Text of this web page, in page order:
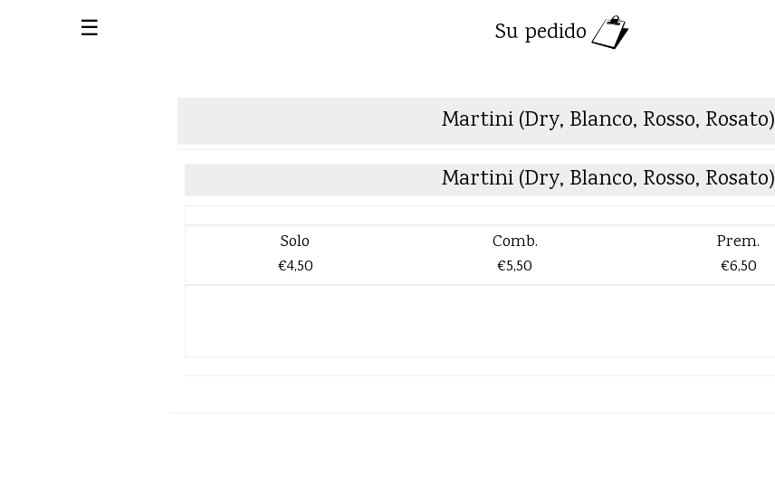
☰ Su pedido
Martini (Dry, Blanco, Rosso, Rosato)
Martini (Dry, Blanco, Rosso, Rosato)
Solo
€4,50
Comb.
€5,50
Prem.
€6,50